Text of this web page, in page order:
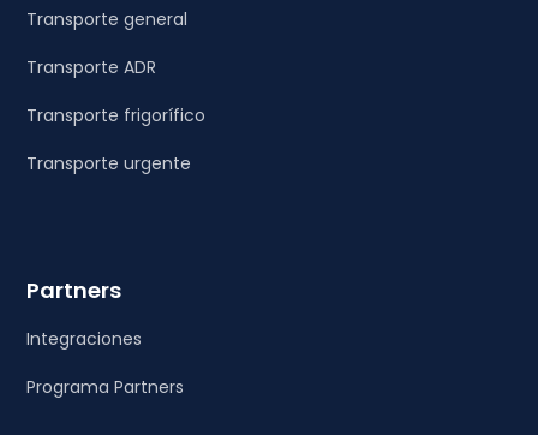
Transporte general
Transporte ADR
Transporte frigorífico
Transporte urgente
Partners
Integraciones
Programa Partners